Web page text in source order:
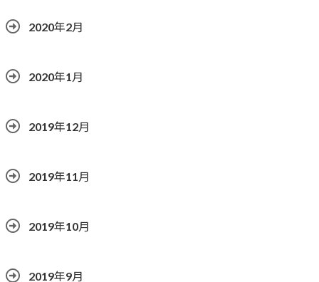
2020年2月
2020年1月
2019年12月
2019年11月
2019年10月
2019年9月